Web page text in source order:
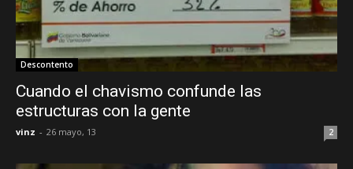
Descontento
Cuando el chavismo confunde las
estructuras con la gente
vinz - 26 mayo, 13 2